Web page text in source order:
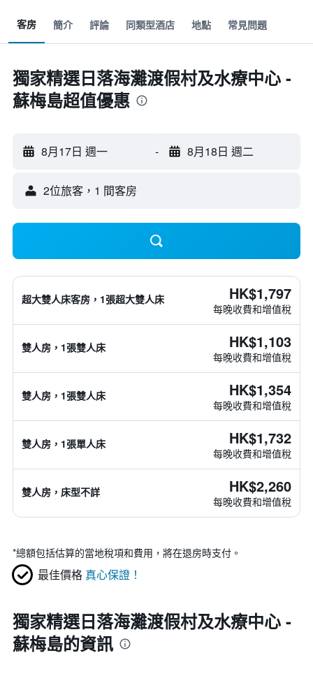
客房 簡介 評論 同類型酒店 地點 常見問題
獨家精選日落海灘渡假村及水療中心 -
蘇梅島超值優惠
8月17日 週一 - 8月18日 週二
2位旅客，1 間客房
超大雙人床客房，1張超大雙人床 HK$1,797
每晚收費和增值稅
雙人房，1張雙人床 HK$1,103
每晚收費和增值稅
雙人房，1張雙人床 HK$1,354
每晚收費和增值稅
雙人房，1張單人床 HK$1,732
每晚收費和增值稅
雙人房，床型不詳 HK$2,260
每晚收費和增值稅
*總額包括估算的當地稅項和費用，將在退房時支付。
最佳價格 真心保證！
獨家精選日落海灘渡假村及水療中心 -
蘇梅島的資訊